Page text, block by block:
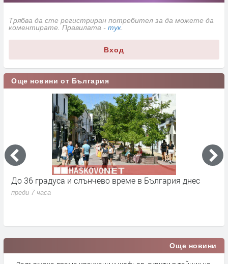
Трябва да сте регистриран потребител за да можете да
коментирате. Правилата - тук
Вход
Още новини от България
До 36 градуса и слънчево време в България днес
преди 7 часа
Още новини